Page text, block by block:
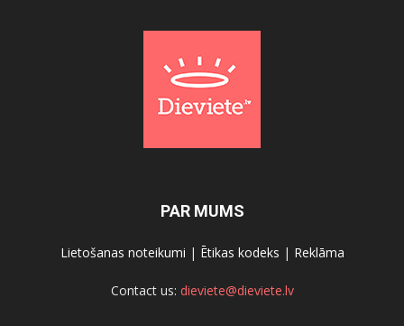
PAR MUMS
Lietošanas noteikumi | Ētikas kodeks | Reklāma
Contact us: dieviete@dieviete.lv